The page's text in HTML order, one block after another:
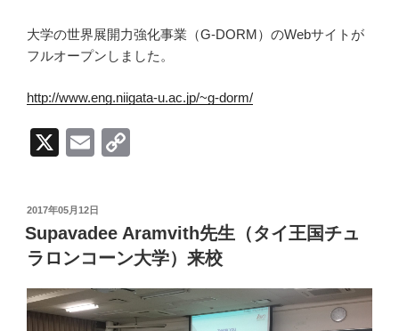
大学の世界展開力強化事業（G-DORM）のWebサイトが
フルオープンしました。
http://www.eng.niigata-u.ac.jp/~g-dorm/
X
E
ail
y
Li
n
k
投
稿
日:
2017年05月12日
Supavadee Aramvith先生（タイ王国チュ
ラロンコーン大学）来校